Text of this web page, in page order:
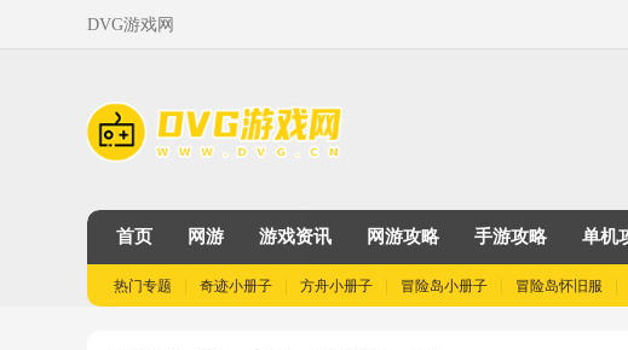
DVG游戏网
首页 网游 游戏资讯 网游攻略 手游攻略 单机
热门专题 奇迹小册子 方舟小册子 冒险岛小册子 冒险岛怀旧服